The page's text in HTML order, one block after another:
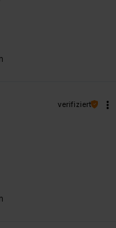
verifiziert